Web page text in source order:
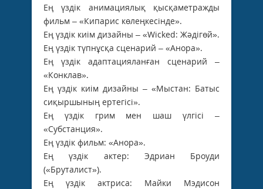
Ең үздік анимациялық қысқаметражды
фильм – «Кипарис көлеңкесінде».
Ең үздік киім дизайны – «Wicked: Жәдігөй».
Ең үздік түпнұсқа сценарий – «Анора».
Ең үздік адаптацияланған сценарий –
«Конклав».
Ең үздік киім дизайны – «Мыстан: Батыс
сиқыршының ертегісі».
Ең үздік грим мен шаш үлгісі –
«Субстанция».
Ең үздік фильм: «Анора».
Ең үздік актер: Эдриан Броуди
(«Бруталист»).
Ең үздік актриса: Майки Мэдисон